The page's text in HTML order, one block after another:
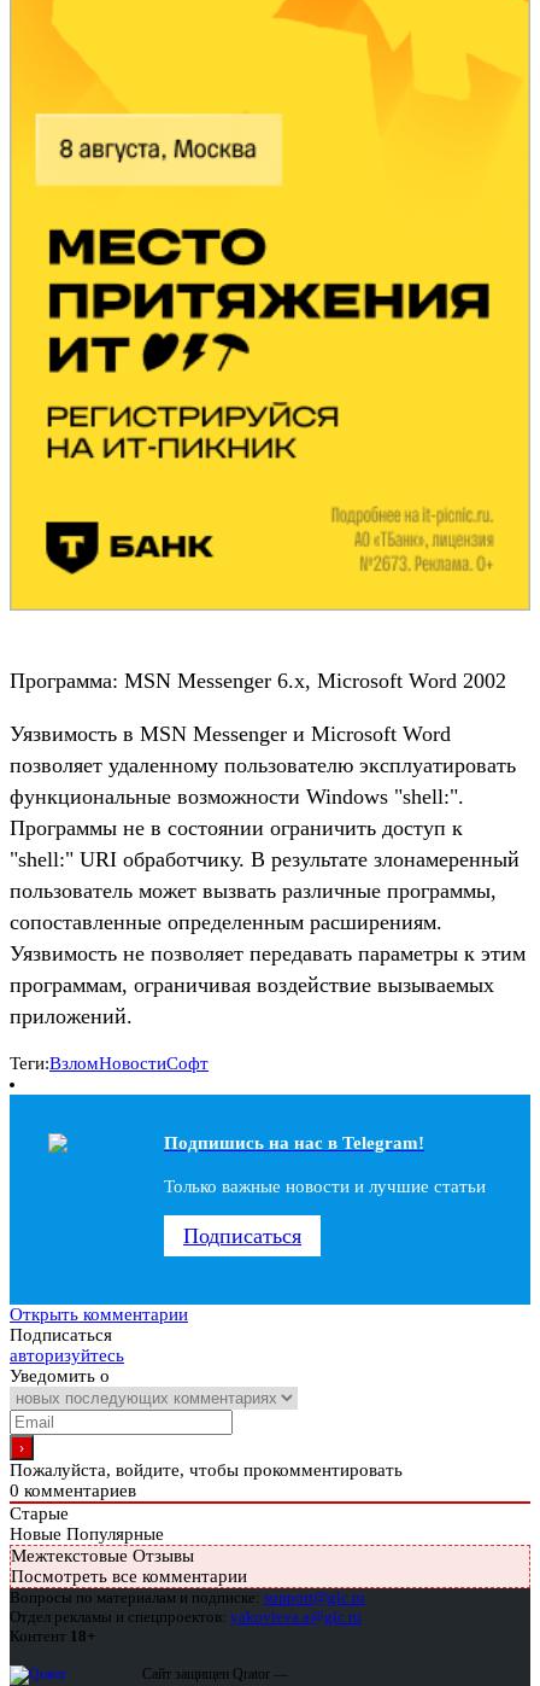
Программа: MSN Messenger 6.x, Microsoft Word 2002
Уязвимость в MSN Messenger и Microsoft Word
позволяет удаленному пользователю эксплуатировать
функциональные возможности Windows "shell:".
Программы не в состоянии ограничить доступ к
"shell:" URI обработчику. В результате злонамеренный
пользователь может вызвать различные программы,
сопоставленные определенным расширениям.
Уязвимость не позволяет передавать параметры к этим
программам, ограничивая воздействие вызываемых
приложений.
Теги:ВзломНовостиСофт
Подпишись на наc в Telegram!
Только важные новости и лучшие статьи
Подписаться
Открыть комментарии
Подписаться
авторизуйтесь
Уведомить о
Пожалуйста, войдите, чтобы прокомментировать
0 комментариев
Старые
Новые Популярные
Межтекстовые Отзывы
Посмотреть все комментарии
Вопросы по материалам и подписке: support@glc.ru
Отдел рекламы и спецпроектов: yakovleva.a@glc.ru
Контент 18+
Сайт защищен Qrator —